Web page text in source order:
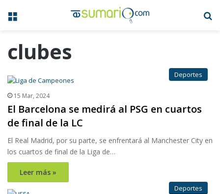
Menú
clubes
Deportes
15 Mar, 2024
El Barcelona se medirá al PSG en cuartos
de final de la LC
El Real Madrid, por su parte, se enfrentará al Manchester City en
los cuartos de final de la Liga de…
Leer más »
Deportes